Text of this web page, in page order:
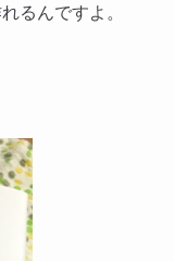
るんですよ。